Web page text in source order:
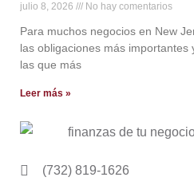
julio 8, 2026 No hay comentarios
Para muchos negocios en New
las obligaciones más importantes
las que más
Leer más »
(732) 819-1626